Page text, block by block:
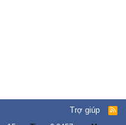
Trợ giúp
R